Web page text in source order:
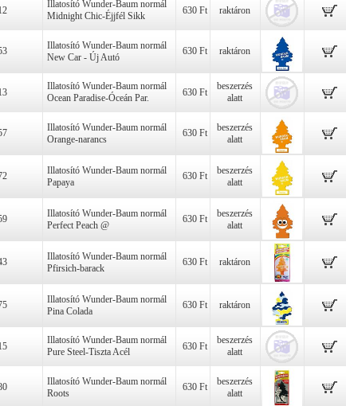
Illatosító Wunder-Baum normál
Midnight Chic-Éjjfél Sikk
630 Ft raktáron
Illatosító Wunder-Baum normál
New Car - Új Autó
630 Ft raktáron
Illatosító Wunder-Baum normál
Ocean Paradise-Óceán Par.
630 Ft
beszerzés
alatt
Illatosító Wunder-Baum normál
Orange-narancs
630 Ft
beszerzés
alatt
Illatosító Wunder-Baum normál
Papaya
630 Ft
beszerzés
alatt
Illatosító Wunder-Baum normál
Perfect Peach @
630 Ft
beszerzés
alatt
Illatosító Wunder-Baum normál
Pfirsich-barack
630 Ft raktáron
Illatosító Wunder-Baum normál
Pina Colada
630 Ft raktáron
Illatosító Wunder-Baum normál
Pure Steel-Tiszta Acél
630 Ft
beszerzés
alatt
Illatosító Wunder-Baum normál
Roots
630 Ft
beszerzés
alatt